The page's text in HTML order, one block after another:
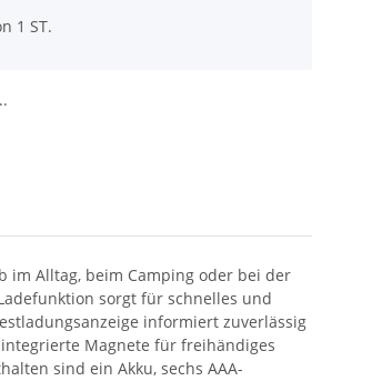
1 ST.
im Alltag, beim Camping oder bei der
sorgt für schnelles und
informiert zuverlässig
Magnete für freihändiges
sind ein Akku, sechs AAA-